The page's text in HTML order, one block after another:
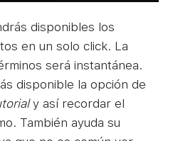
disponibles los
en un solo click. La
será instantánea.
disponible la opción de
y así recordar el
También ayuda su